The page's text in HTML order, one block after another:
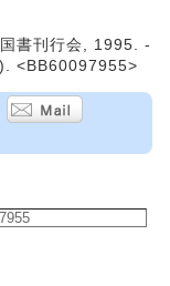
書刊行会, 1995. -
<BB60097955>